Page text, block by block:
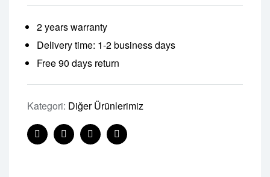
2 years warranty
Delivery time: 1-2 business days
Free 90 days return
Kategori: Diğer Ürünlerimiz
FacebookTwitterLinkedinPinterest